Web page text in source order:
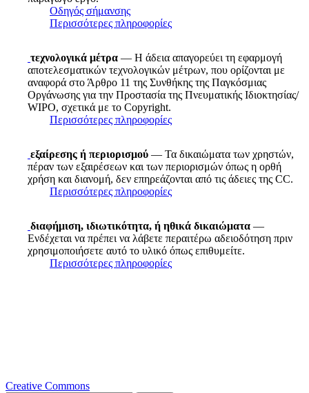
Οδηγός σήμανσης
Περισσότερες πληροφορίες
τεχνολογικά μέτρα — Η άδεια απαγορεύει τη εφαρμογή
αποτελεσματικών τεχνολογικών μέτρων, που ορίζονται με
αναφορά στο Άρθρο 11 της Συνθήκης της Παγκόσμιας
Οργάνωσης για την Προστασία της Πνευματικής Ιδιοκτησίας/
WIPO, σχετικά με το Copyright.
Περισσότερες πληροφορίες
εξαίρεσης ή περιορισμού — Τα δικαιώματα των χρηστών,
πέραν των εξαιρέσεων και των περιορισμών όπως η ορθή
χρήση και διανομή, δεν επηρεάζονται από τις άδειες της CC.
Περισσότερες πληροφορίες
διαφήμιση, ιδιωτικότητα, ή ηθικά δικαιώματα —
Ενδέχεται να πρέπει να λάβετε περαιτέρω αδειοδότηση πριν
χρησιμοποιήσετε αυτό το υλικό όπως επιθυμείτε.
Περισσότερες πληροφορίες
Creative Commons